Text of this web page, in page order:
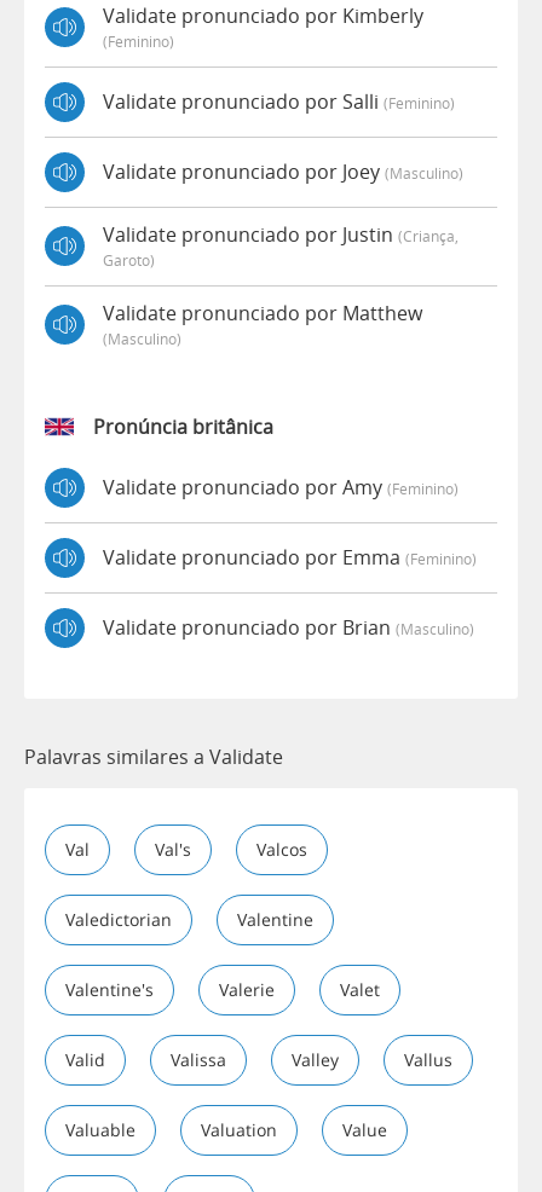
Validate pronunciado por Kimberly
(feminino)
Validate pronunciado por Salli (feminino)
Validate pronunciado por Joey (masculino)
Validate pronunciado por Justin (criança,
Garoto)
Validate pronunciado por Matthew
(masculino)
Pronúncia britânica
Validate pronunciado por Amy (feminino)
Validate pronunciado por Emma (feminino)
Validate pronunciado por Brian (masculino)
Palavras similares a Validate
Val Val's Valcos
Valedictorian Valentine
Valentine's Valerie Valet
Valid Valissa Valley Vallus
Valuable Valuation Value